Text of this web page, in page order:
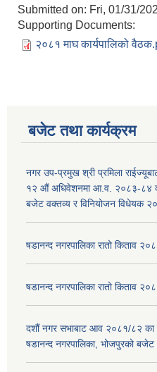
Submitted on: Fri, 01/31/
Supporting Documents:
२०८१ माघ कार्यपालिको
बजेट तथा कार्यक्रम
नगर उप-प्रमुख श्री प्रमिला
१२ ‍औं अधिवेशनमा आ.व. २०८३-८४
बजेट वक्तव्य र विनियोजन विधेयक
षडानन्द नगरपालिका रातो किताव
षडानन्द नगरपालिका रातो किताव
दशौं नगर सभाबाट आव २०८१/८२ का
षडानन्द नगरपालिका, भोजपुरको बजेट